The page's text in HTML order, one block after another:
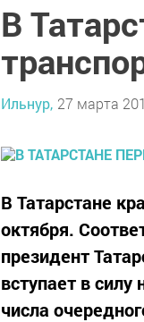
В
Ильнур, 27 марта
В Татарстане
октября.
президент
вступает в
числа